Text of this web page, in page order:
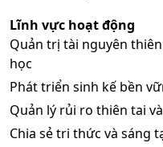
Lĩnh vực hoạt động
Quản trị tài nguyên
học
Phát triển sinh kế bền
Quản lý rủi ro thiên tai
Chia sẻ tri thức và sáng